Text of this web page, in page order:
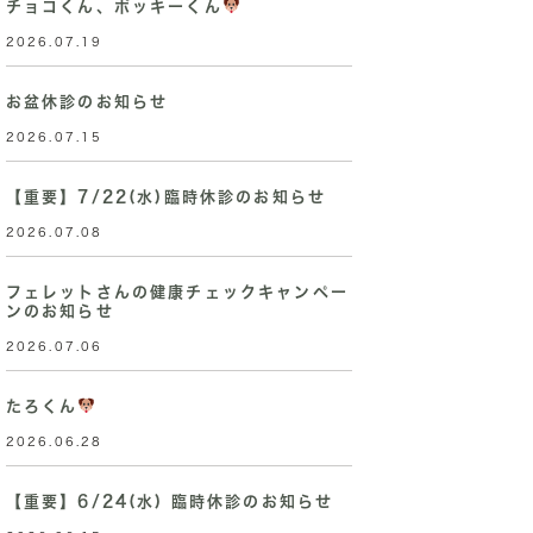
チョコくん、ポッキーくん
2026.07.19
お盆休診のお知らせ
2026.07.15
【重要】7/22(水)臨時休診のお知らせ
2026.07.08
フェレットさんの健康チェックキャンペー
ンのお知らせ
2026.07.06
たろくん
2026.06.28
【重要】6/24(水) 臨時休診のお知らせ